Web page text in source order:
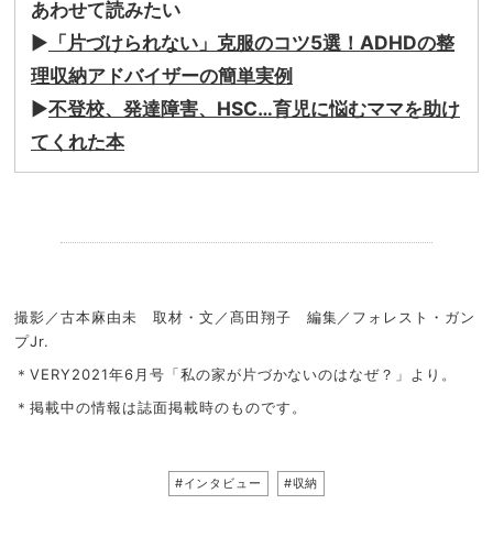
あわせて読みたい
▶︎ 「片づけられない」克服のコツ5選！ ADHDの整
理収納アドバイザーの簡単実例
▶︎不登校、発達障害、HSC…育児に悩むママを助け
てくれた本
撮影／古本麻由未 取材・文／髙田翔子 編集／フォレスト・ガン
プJr.
＊VERY2021年6月号「私の家が片づかないのはなぜ？」より。
＊掲載中の情報は誌面掲載時のものです。
#インタビュー #収納